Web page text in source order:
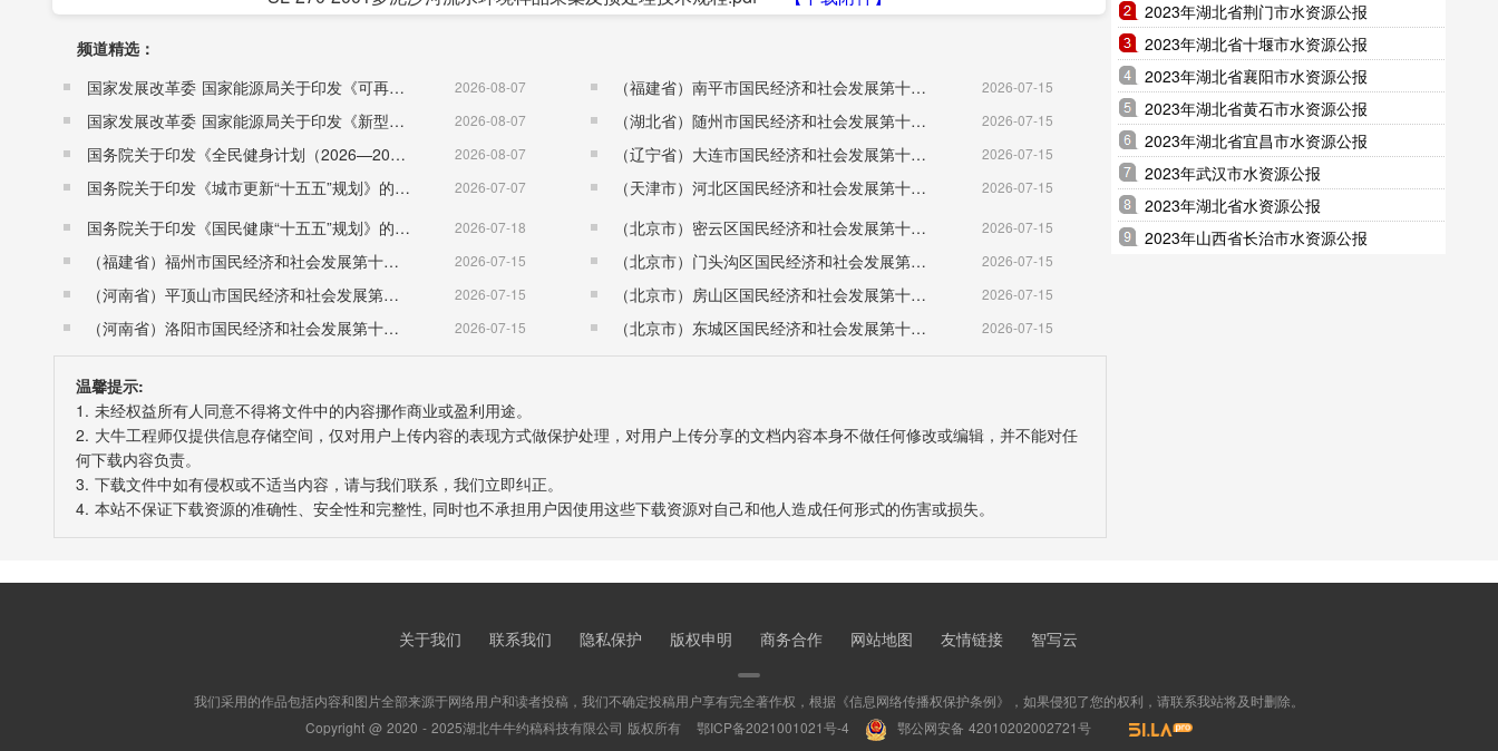
本规程主要起草人;暴维英 万蔚华 高宏 张曙光
......
频道精选：
国家发展改革委 国家能源局关于印发《可再生能源发展“十五五”规划》的通知 （发改能源〔2026〕1067号）
2026-08-07
国家发展改革委 国家能源局关于印发《新型电力系统建设“十五五”规划》的通知​ （发改能源〔2026〕942号） 2026-08-07
国务院关于印发《全民健身计划（2026—2030年）》的通知 （国发〔2026〕26号） 2026-08-07
国务院关于印发《城市更新“十五五”规划》的通知（国发〔2026〕12号） 2026-07-07
国务院关于印发《国民健康“十五五”规划》的通知 （国发〔2026〕23号） 2026-07-18
（福建省）福州市国民经济和社会发展第十五个五年规划纲要 2026-07-15
（河南省）平顶山市国民经济和社会发展第十五个五年规划纲要 2026-07-15
（河南省）洛阳市国民经济和社会发展第十五个五年规划纲要 2026-07-15
（福建省）南平市国民经济和社会发展第十五个五年规划纲要 2026-07-15
（湖北省）随州市国民经济和社会发展第十五个五年规划纲要 2026-07-15
（辽宁省）大连市国民经济和社会发展第十五个五年规划纲要 2026-07-15
（天津市）河北区国民经济和社会发展第十五个五年规划纲要 2026-07-15
（北京市）密云区国民经济和社会发展第十五个五年规划纲要 2026-07-15
（北京市）门头沟区国民经济和社会发展第十五个五年规划纲要 2026-07-15
（北京市）房山区国民经济和社会发展第十五个五年规划纲要 2026-07-15
（北京市）东城区国民经济和社会发展第十五个五年规划纲要 2026-07-15
温馨提示:
1. 未经权益所有人同意不得将文件中的内容挪作商业或盈利用途。
2. 大牛工程师仅提供信息存储空间，仅对用户上传内容的表现方式做保护处理，对用户上传分享的文档内容本身不做任何修改或编辑，并不能对任
何下载内容负责。
3. 下载文件中如有侵权或不适当内容，请与我们联系，我们立即纠正。
4. 本站不保证下载资源的准确性、安全性和完整性, 同时也不承担用户因使用这些下载资源对自己和他人造成任何形式的伤害或损失。
2023年湖北省荆门市水资源公报
2023年湖北省十堰市水资源公报
2023年湖北省襄阳市水资源公报
2023年湖北省黄石市水资源公报
2023年湖北省宜昌市水资源公报
2023年武汉市水资源公报
2023年湖北省水资源公报
2023年山西省长治市水资源公报
关于我们 联系我们 隐私保护 版权申明 商务合作 网站地图 友情链接 智写云
我们采用的作品包括内容和图片全部来源于网络用户和读者投稿，我们不确定投稿用户享有完全著作权，根据《信息网络传播权保护条例》，如果侵犯了您的权利，请联系我站将及时删除。
Copyright @ 2020 - 2025湖北牛牛约稿科技有限公司 版权所有 鄂ICP备2021001021号-4 鄂公网安备 42010202002721号